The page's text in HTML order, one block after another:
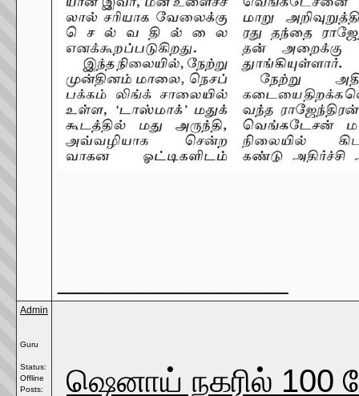
Admin
Guru
Status:
Offline
Posts:
ஷெனாய் நகரில் 100